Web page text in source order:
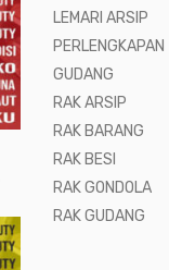
LEMARI ARSIP
PERLENGKAPAN
GUDANG
RAK ARSIP
RAK BARANG
RAK BESI
RAK GONDOLA
RAK GUDANG